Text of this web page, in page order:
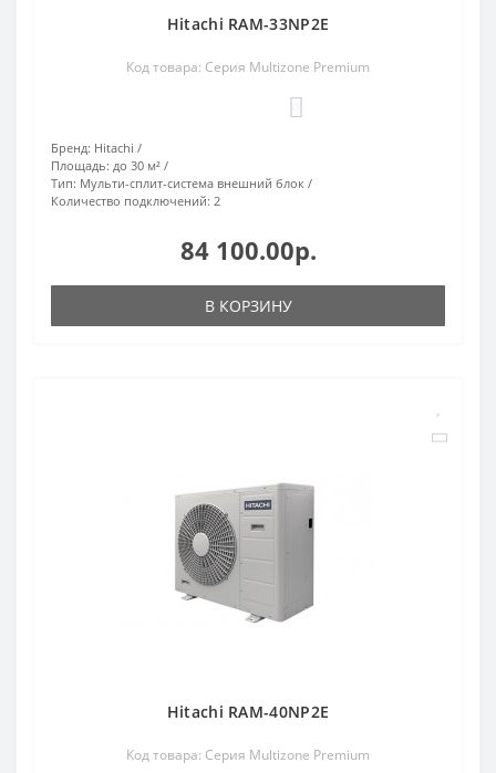
Hitachi RAM-33NP2E
Код товара: Серия Multizone Premium
Бренд: Hitachi
Площадь: до 30 м²
Тип: Мульти-сплит-система внешний блок
Количество подключений: 2
84 100.00р.
В КОРЗИНУ
Hitachi RAM-40NP2E
Код товара: Серия Multizone Premium